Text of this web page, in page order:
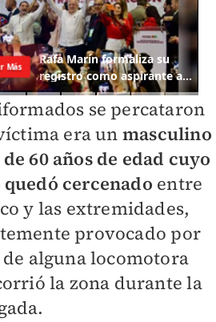
se percataron
era unmasculino
60 años de edad cuyo
cercenado entre
y las extremidades,
provocado por
de alguna locomotora
la zona durante la